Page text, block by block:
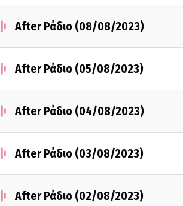
After Ράδιο (08/08/2023)
After Ράδιο (05/08/2023)
After Ράδιο (04/08/2023)
After Ράδιο (03/08/2023)
After Ράδιο (02/08/2023)